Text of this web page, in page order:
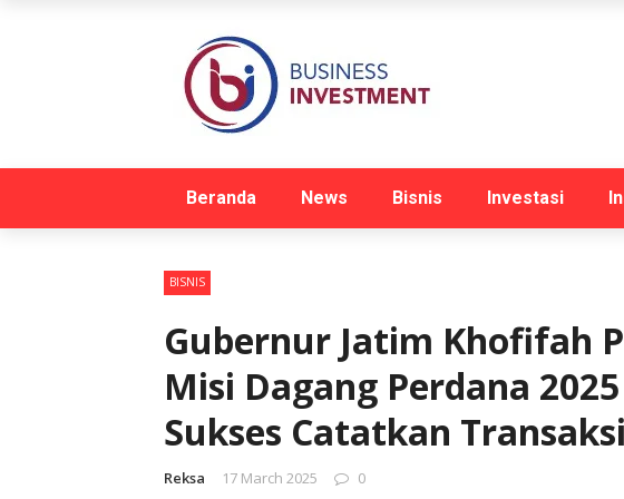
Beranda News Bisnis Investasi
BISNIS
Gubernur Jatim Khofifah
Misi Dagang Perdana
Sukses Catatkan
Reksa 17 March 2025 0